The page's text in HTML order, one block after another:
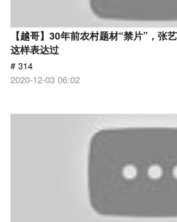
【越哥】30年前农村题材“禁片”，张
这样表达过
# 314
2020-12-03 06:02